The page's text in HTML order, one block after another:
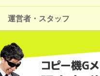
運営者・スタッフ